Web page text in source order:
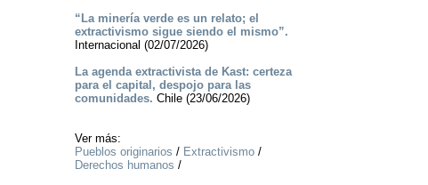
“La minería verde es un relato; el
extractivismo sigue siendo el mismo”.
Internacional (02/07/2026)
La agenda extractivista de Kast: certeza
para el capital, despojo para las
comunidades. Chile (23/06/2026)
Ver más:
Pueblos originarios / Extractivismo/
Derechos humanos /